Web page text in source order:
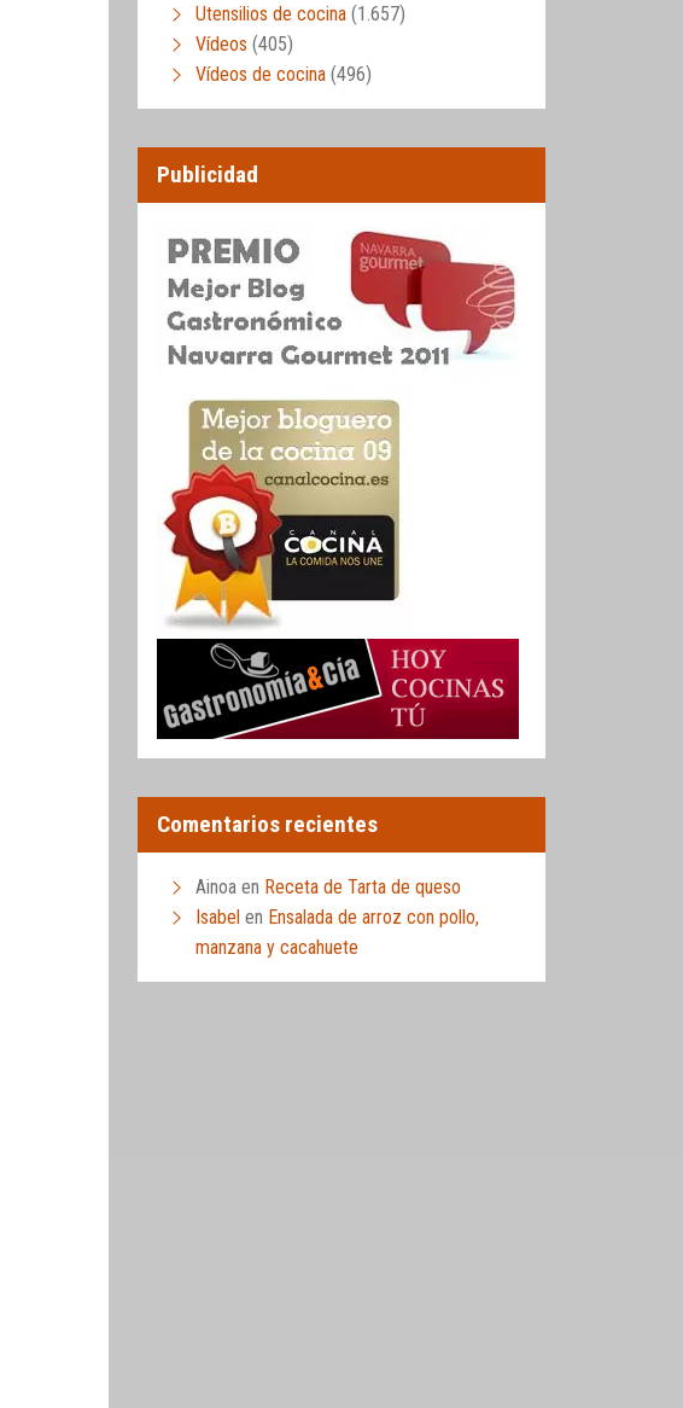
Utensilios de cocina (1.657)
Vídeos (405)
Vídeos de cocina (496)
Publicidad
Comentarios recientes
Ainoa en Receta de Tarta de queso
Isabel en Ensalada de arroz con pollo,
manzana y cacahuete